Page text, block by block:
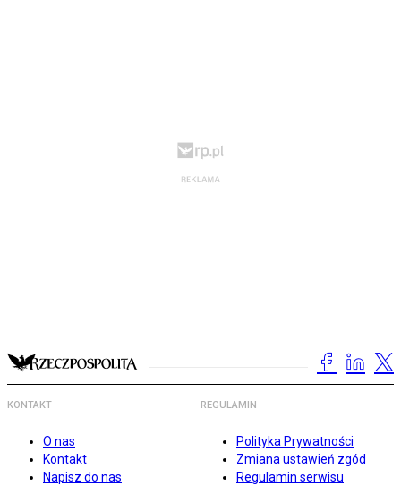
KONTAKT
O nas
Kontakt
Napisz do nas
REGULAMIN
Polityka Prywatności
Zmiana ustawień zgód
Regulamin serwisu